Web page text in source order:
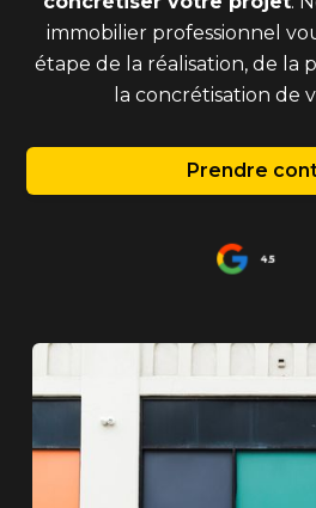
immobilier professionnel
étape de la réalisation, de la
la concrétisation de
Prendre
4.5